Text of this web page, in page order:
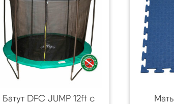
Батут DFC JUMP 12ft c